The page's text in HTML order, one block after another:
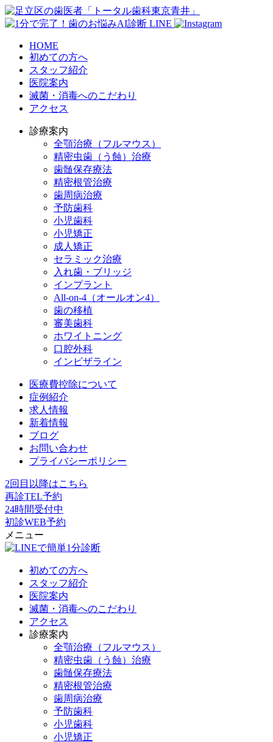
HOME
初めての方へ
スタッフ紹介
医院案内
滅菌・消毒へのこだわり
アクセス
診療案内
全顎治療（フルマウス）
精密虫歯（う蝕）治療
歯髄保存療法
精密根管治療
歯周病治療
予防歯科
小児歯科
小児矯正
成人矯正
セラミック治療
入れ歯・ブリッジ
インプラント
All-on-4（オールオン4）
歯の移植
審美歯科
ホワイトニング
口腔外科
インビザライン
医療費控除について
症例紹介
求人情報
新着情報
ブログ
お問い合わせ
プライバシーポリシー
2回目以降はこちら
再診TEL予約
24時間受付中
初診WEB予約
メニュー
初めての方へ
スタッフ紹介
医院案内
滅菌・消毒へのこだわり
アクセス
診療案内
全顎治療（フルマウス）
精密虫歯（う蝕）治療
歯髄保存療法
精密根管治療
歯周病治療
予防歯科
小児歯科
小児矯正